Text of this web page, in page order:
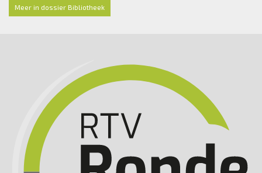
Meer in dossier Bibliotheek